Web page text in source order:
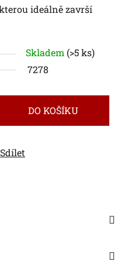
ideálně završí
Skladem (>5 ks)
7278
DO KOŠÍKU
Sdílet